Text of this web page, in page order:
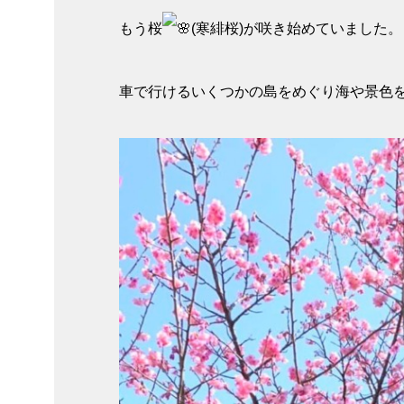
もう桜 (寒緋桜)が咲き始めていました。
車で行けるいくつかの島をめぐり海や景色